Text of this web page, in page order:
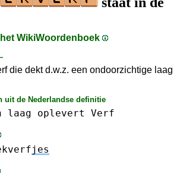
WikiWoordenboek
die dekt d.w.z. een ondoorzichtige laag
uit de Nederlandse definitie
laag oplevert Verf
jes